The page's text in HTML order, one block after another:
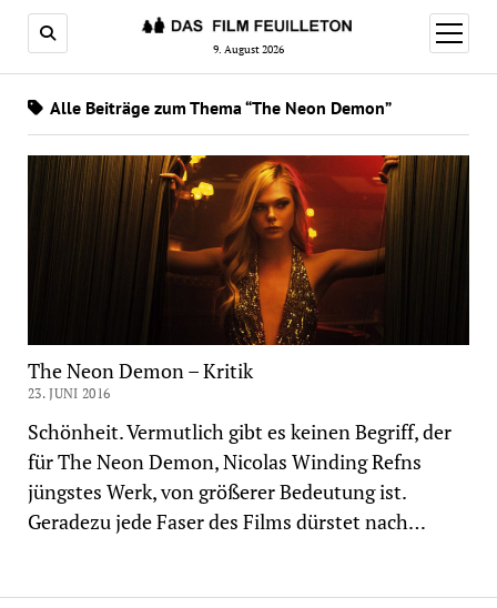
9. August 2026
Menü
öffnen
Alle Beiträge zum Thema “The Neon Demon”
The Neon Demon – Kritik
23. JUNI 2016
Schönheit. Vermutlich gibt es keinen Begriff, der
für The Neon Demon, Nicolas Winding Refns
jüngstes Werk, von größerer Bedeutung ist.
Geradezu jede Faser des Films dürstet nach…